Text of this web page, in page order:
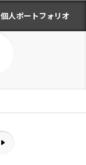
個人ポートフォリオ